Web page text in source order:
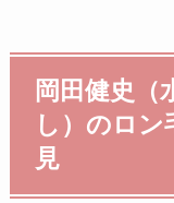
岡田健史（
し）のロ
見